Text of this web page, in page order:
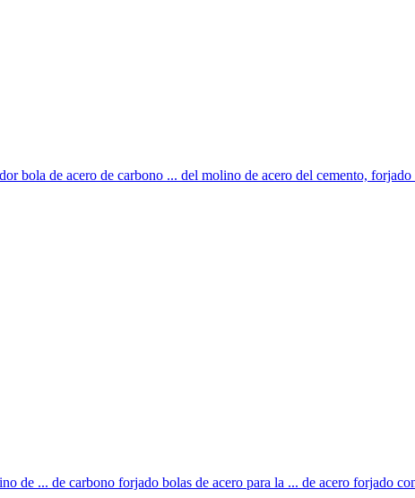
bola de acero de carbono ... del molino de acero del cemento, forjado
de ... de carbono forjado bolas de acero para la ... de acero forjado